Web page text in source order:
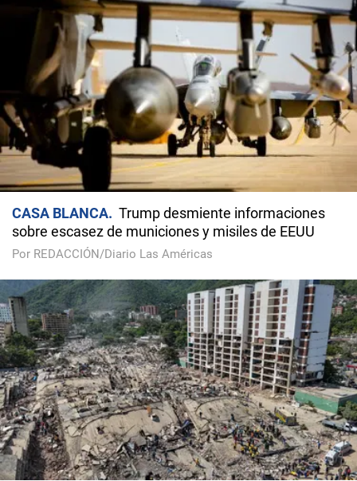
CASA BLANCA
Trump desmiente informaciones
sobre escasez de municiones y misiles de EEUU
Por REDACCIÓN/Diario Las Américas